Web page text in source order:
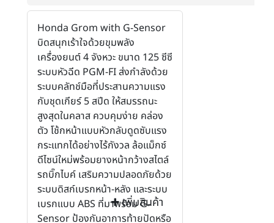
เพิ่มสินค้า
Honda Grom with G-Sensor
บิดสนุกเร้าใจด้วยขุมพลัง
เครื่องยนต์ 4 จังหวะ ขนาด 125 ซีซี
ระบบหัวฉีด PGM-FI ส่งกำลังด้วย
ระบบคลัทช์มือที่ประสานความแรง
กับชุดเกียร์ 5 สปีด ให้สมรรถนะ
สูงสุดในคลาส ควบคุมง่าย คล่อง
ตัว โช้กหน้าแบบหัวกลับดูดซับแรง
กระแทกได้อย่างไร้กังวล ล้อแม็กซ์
ดีไซน์ใหม่พร้อมยางหน้ากว้างสไตล์
รถบิ๊กไบค์ เสริมความปลอดภัยด้วย
ระบบดิสก์เบรกหน้า-หลัง และระบบ
เบรกแบบ ABS ที่มาพร้อม G-
Sensor ป้องกันอาการท้ายปัดหรือ